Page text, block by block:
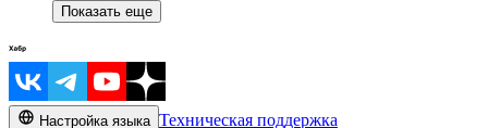
Показать еще
Настройка языка Техническая поддержка